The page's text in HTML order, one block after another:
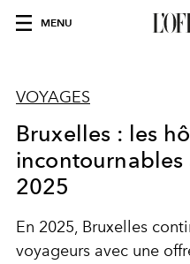
MENU
VOYAGES
Bruxelles : les
incontournables
2025
En 2025, Bruxelles
voyageurs avec une